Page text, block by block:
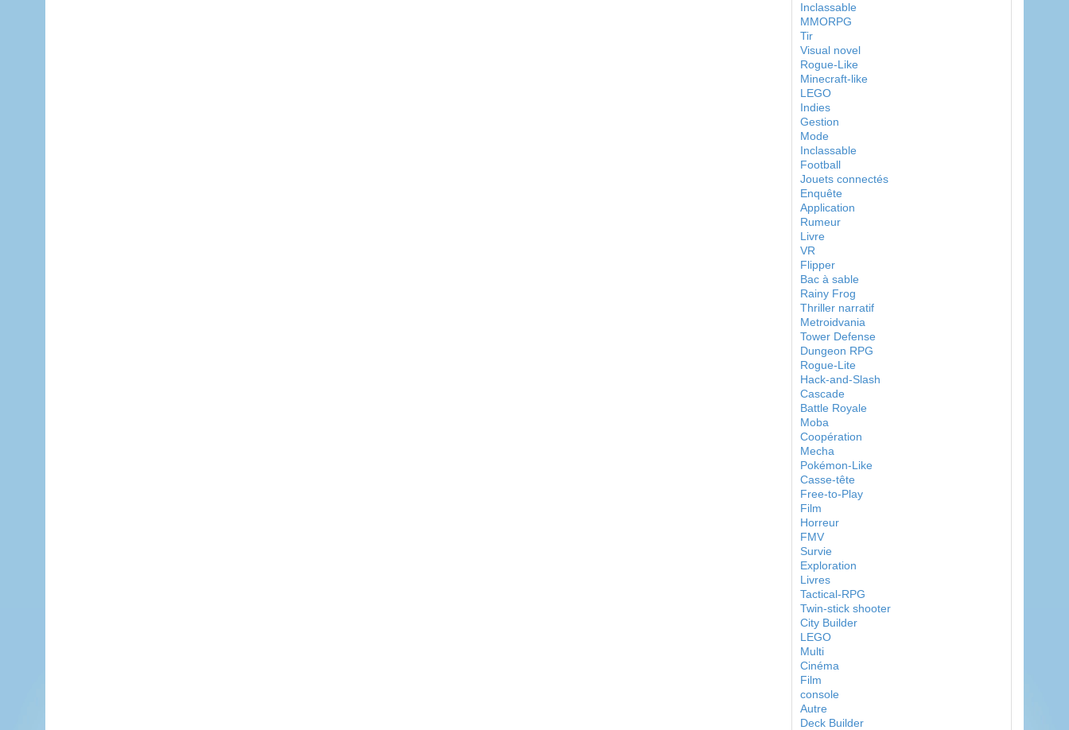
Inclassable
MMORPG
Tir
Visual novel
Rogue-Like
Minecraft-like
LEGO
Indies
Gestion
Mode
Inclassable
Football
Jouets connectés
Enquête
Application
Rumeur
Livre
VR
Flipper
Bac à sable
Rainy Frog
Thriller narratif
Metroidvania
Tower Defense
Dungeon RPG
Rogue-Lite
Hack-and-Slash
Cascade
Battle Royale
Moba
Coopération
Mecha
Pokémon-Like
Casse-tête
Free-to-Play
Film
Horreur
FMV
Survie
Exploration
Livres
Tactical-RPG
Twin-stick shooter
City Builder
LEGO
Multi
Cinéma
Film
console
Autre
Deck Builder